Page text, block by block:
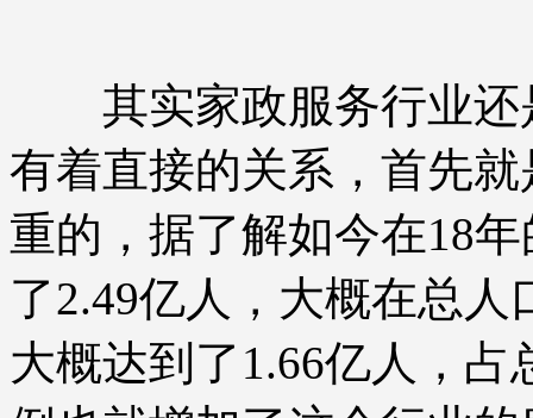
其实家政服务行业还
有着直接的关系，首先
重的，据了解如今在18
了2.49亿人，大概在总人
大概达到了1.66亿人，占